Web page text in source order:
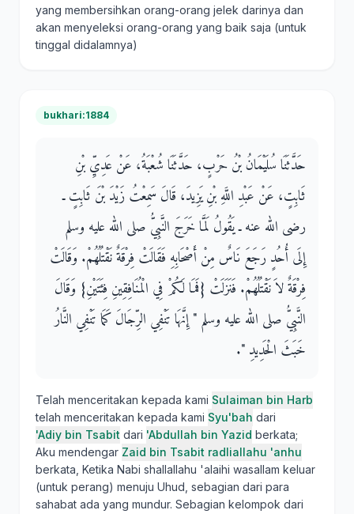
yang membersihkan orang-orang jelek darinya dan
akan menyeleksi orang-orang yang baik saja (untuk
tinggal didalamnya)
bukhari:1884
حَدَّثَنَا سُلَيْمَانُ بْنُ حَرْبٍ، حَدَّثَنَا شُعْبَةُ، عَنْ عَدِيِّ بْنِ
ثَابِتٍ، عَنْ عَبْدِ اللَّهِ بْنِ يَزِيدَ، قَالَ سَمِعْتُ زَيْدَ بْنَ ثَابِتٍ ـ
رضى الله عنه ـ يَقُولُ لَمَّا خَرَجَ النَّبِيُّ صلى الله عليه وسلم
إِلَى أُحُدٍ رَجَعَ نَاسٌ مِنْ أَصْحَابِهِ فَقَالَتْ فِرْقَةٌ نَقْتُلُهُمْ‏.‏ وَقَالَتْ
فِرْقَةٌ لاَ نَقْتُلُهُمْ‏.‏ فَنَزَلَتْ ‏{‏فَمَا لَكُمْ فِي الْمُنَافِقِينِ فِئَتَيْنِ‏}‏ وَقَالَ
النَّبِيُّ صلى الله عليه وسلم ‏"‏ إِنَّهَا تَنْفِي الرِّجَالَ كَمَا تَنْفِي النَّارُ
خَبَثَ الْحَدِيدِ ‏"‏‏.‏
Telah menceritakan kepada kami Sulaiman bin Harb
telah menceritakan kepada kami Syu'bah dari
'Adiy bin Tsabit dari 'Abdullah bin Yazid berkata;
Aku mendengar Zaid bin Tsabit radliallahu 'anhu
berkata, Ketika Nabi shallallahu 'alaihi wasallam keluar
(untuk perang) menuju Uhud, sebagian dari para
sahabat ada yang mundur. Sebagian kelompok dari